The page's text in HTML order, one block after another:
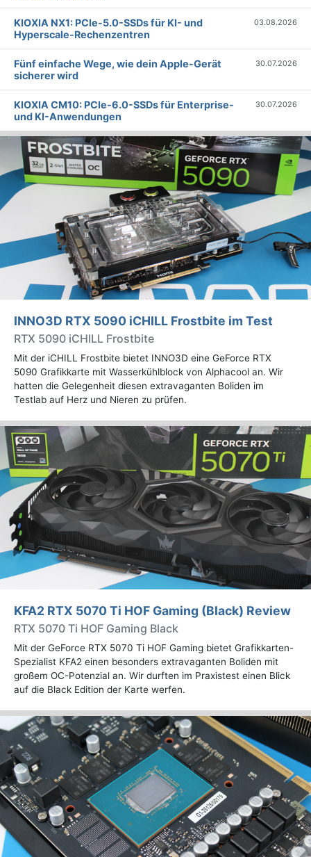
KIOXIA NX1: PCIe-5.0-SSDs für KI- und
Hyperscale-Rechenzentren
03.08.2026
Fünf einfache Wege, wie dein Apple-Gerät
sicherer wird
30.07.2026
KIOXIA CM10: PCIe-6.0-SSDs für Enterprise-
und KI-Anwendungen
30.07.2026
INNO3D RTX 5090 iCHILL Frostbite im Test
RTX 5090 iCHILL Frostbite
Mit der iCHILL Frostbite bietet INNO3D eine GeForce RTX
5090 Grafikkarte mit Wasserkühlblock von Alphacool an. Wir
hatten die Gelegenheit diesen extravaganten Boliden im
Testlab auf Herz und Nieren zu prüfen.
KFA2 RTX 5070 Ti HOF Gaming (Black) Review
RTX 5070 Ti HOF Gaming Black
Mit der GeForce RTX 5070 Ti HOF Gaming bietet Grafikkarten-
Spezialist KFA2 einen besonders extravaganten Boliden mit
großem OC-Potenzial an. Wir durften im Praxistest einen Blick
auf die Black Edition der Karte werfen.